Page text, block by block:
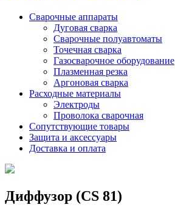
Сварочные аппараты
Дуговая сварка
Сварочные полуавтоматы
Точечная сварка
Газосварочное оборудование
Плазменная резка
Аргоновая сварка
Расходные материалы
Электроды
Проволока сварочная
Сопутствующие товары
Защита и аксессуары
Доставка и оплата
Диффузор (CS 81)